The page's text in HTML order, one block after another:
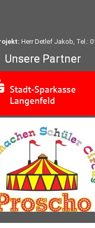
Herr Detlef Jakob, Tel.:
Unsere Partner